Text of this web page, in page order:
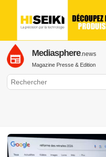
Mediasphere.news
Magazine Presse & Edition
GraphiLine.com
Presse & Edition Bibliothèque